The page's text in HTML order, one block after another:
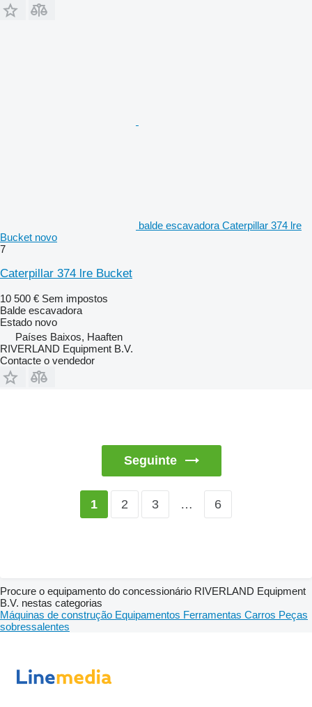
balde escavadora Caterpillar 374 lre
Bucket novo
7
Caterpillar 374 lre Bucket
10 500 € Sem impostos
Balde escavadora
Estado novo
Países Baixos, Haaften
RIVERLAND Equipment B.V.
Contacte o vendedor
Seguinte
1 2 3 … 6
Procure o equipamento do concessionário RIVERLAND Equipment
B.V. nestas categorias
Máquinas de construção Equipamentos Ferramentas Carros Peças
sobressalentes